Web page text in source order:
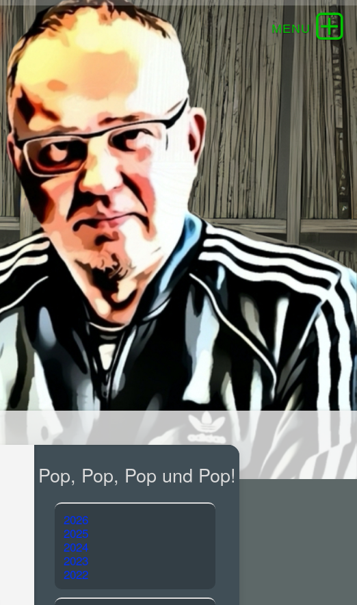
Pop, Pop, Pop und Pop!
2026
2025
2024
2023
2022